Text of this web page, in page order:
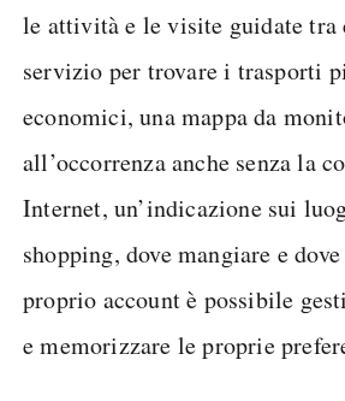
le attività e le visite guidate tra
servizio per trovare i trasporti
economici, una mappa da
all’occorrenza anche senza la
Internet, un’indicazione sui
shopping, dove mangiare e
proprio account è possibile
e memorizzare le proprie